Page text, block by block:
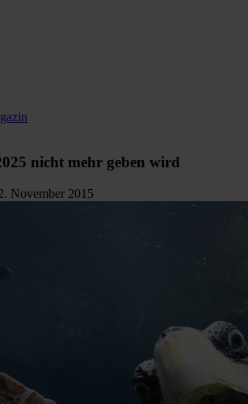
nicht mehr geben wird
November 2015